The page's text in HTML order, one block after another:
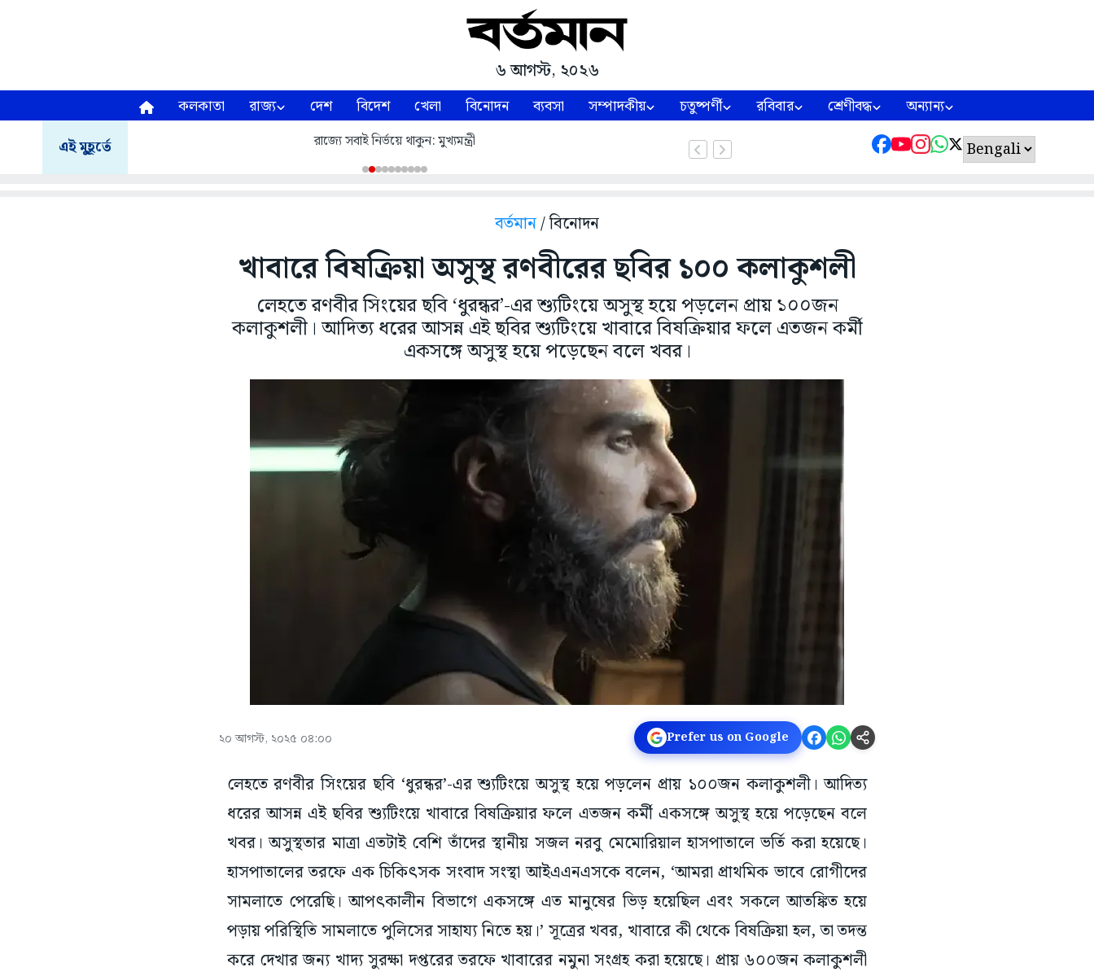
৬ আগস্ট, ২০২৬
কলকাতা রাজ্য দেশ বিদেশ খেলা বিনোদন ব্যবসা সম্পাদকীয় চতুষ্পর্ণী রবিবার শ্রেণীবদ্ধ অন্যান্য
এই মুহূর্তে রাজ্যে সবাই নির্ভয়ে থাকুন: মুখ্যমন্ত্রী
বর্তমান/ বিনোদন
খাবারে বিষক্রিয়া অসুস্থ রণবীরের ছবির ১০০ কলাকুশলী
লেহতে রণবীর সিংয়ের ছবি ‘ধুরন্ধর’-এর শ্যুটিংয়ে অসুস্থ হয়ে পড়লেন প্রায় ১০০জন
কলাকুশলী। আদিত্য ধরের আসন্ন এই ছবির শ্যুটিংয়ে খাবারে বিষক্রিয়ার ফলে এতজন কর্মী
একসঙ্গে অসুস্থ হয়ে পড়েছেন বলে খবর।
২০ আগস্ট, ২০২৫ ০৪:০০ Prefer us on Google
লেহতে রণবীর সিংয়ের ছবি ‘ধুরন্ধর’-এর শ্যুটিংয়ে অসুস্থ হয়ে পড়লেন প্রায় ১০০জন কলাকুশলী। আদিত্য
ধরের আসন্ন এই ছবির শ্যুটিংয়ে খাবারে বিষক্রিয়ার ফলে এতজন কর্মী একসঙ্গে অসুস্থ হয়ে পড়েছেন বলে
খবর। অসুস্থতার মাত্রা এতটাই বেশি তাঁদের স্থানীয় সজল নরবু মেমোরিয়াল হাসপাতালে ভর্তি করা হয়েছে।
হাসপাতালের তরফে এক চিকিৎসক সংবাদ সংস্থা আইএএনএসকে বলেন, ‘আমরা প্রাথমিক ভাবে রোগীদের
সামলাতে পেরেছি। আপৎকালীন বিভাগে একসঙ্গে এত মানুষের ভিড় হয়েছিল এবং সকলে আতঙ্কিত হয়ে
পড়ায় পরিস্থিতি সামলাতে পুলিসের সাহায্য নিতে হয়।’ সূত্রের খবর, খাবারে কী থেকে বিষক্রিয়া হল, তা তদন্ত
করে দেখার জন্য খাদ্য সুরক্ষা দপ্তরের তরফে খাবারের নমুনা সংগ্রহ করা হয়েছে। প্রায় ৬০০জন কলাকুশলী